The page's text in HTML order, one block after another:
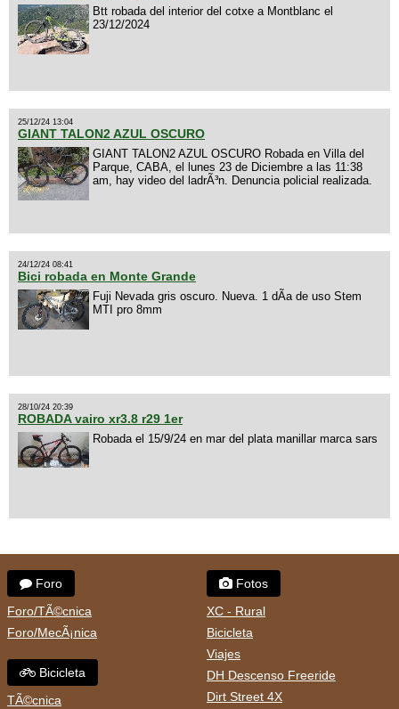
Btt robada del interior del cotxe a Montblanc el
23/12/2024
25/12/24 13:04
GIANT TALON2 AZUL OSCURO
GIANT TALON2 AZUL OSCURO Robada en Villa del
Parque, CABA, el lunes 23 de Diciembre a las 11:38
am, hay video del ladrÃ³n. Denuncia policial realizada.
24/12/24 08:41
Bici robada en Monte Grande
Fuji Nevada gris oscuro. Nueva. 1 dÃ­a de uso Stem
MTI pro 8mm
28/10/24 20:39
ROBADA vairo xr3.8 r29 1er
Robada el 15/9/24 en mar del plata manillar marca sars
Foro
Foro/TÃ©cnica
Foro/MecÃ¡nica
Bicicleta
TÃ©cnica
Fotos
XC - Rural
Bicicleta
Viajes
DH Descenso Freeride
Dirt Street 4X